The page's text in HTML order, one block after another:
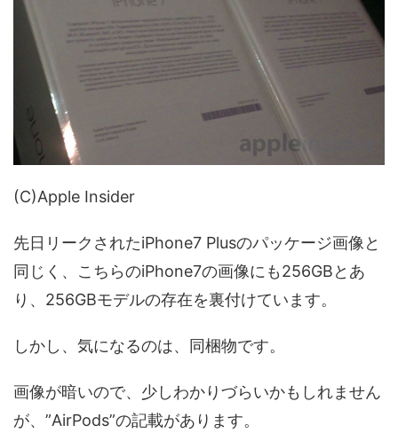
(C)Apple Insider
先日リークされたiPhone7 Plusのパッケージ画像と
同じく、こちらのiPhone7の画像にも256GBとあ
り、256GBモデルの存在を裏付けています。
しかし、気になるのは、同梱物です。
画像が暗いので、少しわかりづらいかもしれません
が、”AirPods”の記載があります。